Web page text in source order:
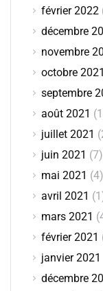
février 2022
décembre
novembre
octobre 2021
septembre
août 2021
juillet 2021
juin 2021 (7)
mai 2021 (4)
avril 2021
mars 2021
février 2021
janvier 2021
décembre